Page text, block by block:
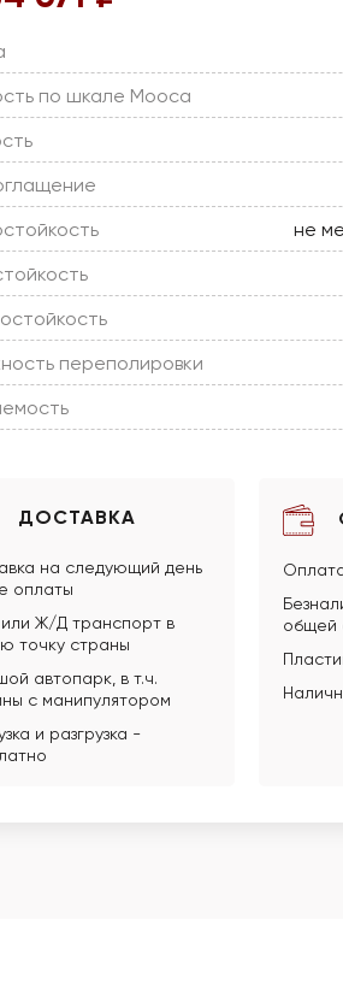
по шкале Мооса
не
переполировки
ДОСТАВКА
на следующий день
оплаты
Ж/Д транспорт в
точку страны
автопарк, в т.ч.
с манипулятором
и разгрузка -
общей